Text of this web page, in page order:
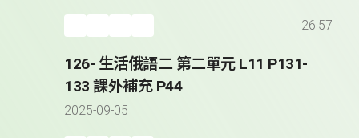
26:57
126- 生活俄語二 第二單元 L11 P131-
133 課外補充 P44
2025-09-05